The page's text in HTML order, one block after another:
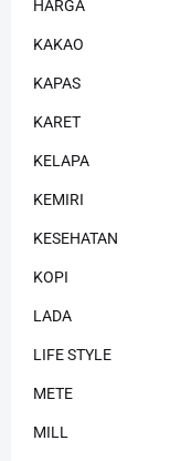
HARGA
KAKAO
KAPAS
KARET
KELAPA
KEMIRI
KESEHATAN
KOPI
LADA
LIFE STYLE
METE
MILL